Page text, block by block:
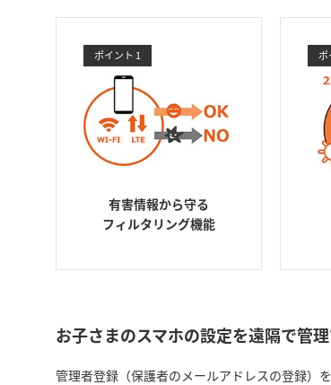
ポイント 1
有害情報から守る
フィルタリング機能
ポ
お子さまのスマホの設定を遠隔で管
管理者登録（保護者のメールアドレスの登録）